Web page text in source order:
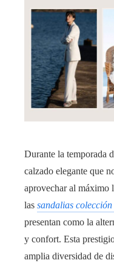
Durante la temporada
calzado elegante que
aprovechar al máximo
las sandalias
presentan como la
y confort. Esta
amplia diversidad de